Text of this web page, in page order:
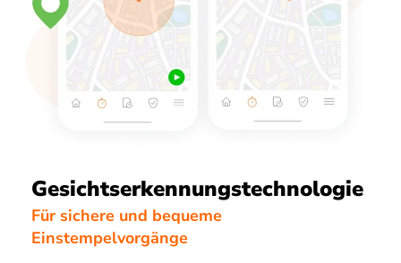
Gesichtserkennungstechnologie
Für sichere und bequeme
Einstempelvorgänge